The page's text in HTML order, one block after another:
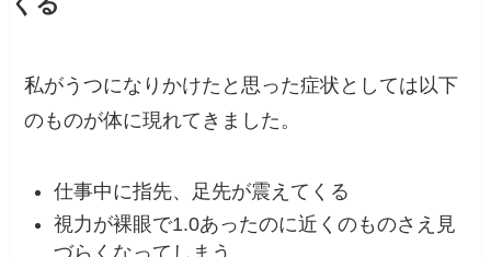
私がうつになりかけたと思った症状としては以下
のものが体に現れてきました。
仕事中に指先、足先が震えてくる
視力が裸眼で1.0あったのに近くのものさえ見